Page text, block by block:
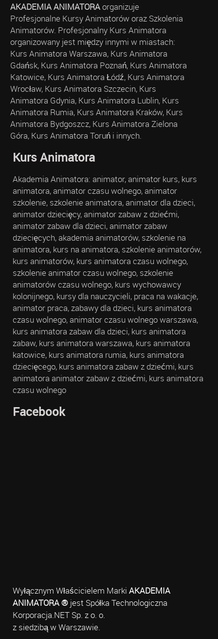
AKADEMIA ANIMATORAorganizuje
Profesjonalne Kursy Animatorów oraz Szkolenia
Animatorów. Profesjonalny Kurs Animatora
organizowany jest między innymi w miastach:
Kurs Animatora Warszawa, Kurs Animatora
Gdańsk, Kurs Animatora Poznań, Kurs Animatora
Katowice, Kurs Animatora Łódź, Kurs Animatora
Wrocław, Kurs Animatora Szczecin, Kurs
Animatora Gdynia, Kurs Animatora Lublin, Kurs
Animatora Rumia, Kurs Animatora Kraków, Kurs
Animatora Bydgoszcz, Kurs Animatora Zielona
Góra, Kurs Animatora Toruń i innych.
Kurs Animatora
Akademia Animatora: animator, animator kurs, kurs
animatora, animator czasu wolnego, animator
szkolenie, szkolenie animatora, animator dla dzieci,
animator dziecięcy, animator zabaw z dziećmi,
animator zabaw dla dzieci, animator zabaw
dziecięcych, akademia animatorów, szkolenie na
animatora, kurs na animatora, szkolenie animatorów,
kurs animatorów, kurs animatora czasu wolnego,
szkolenie animator czasu wolnego, szkolenie
animatorów czasu wolnego, kurs wychowawcy
kolonijnego, kursy dla nauczycieli, praca na wakacje,
animator praca, zabawy dla dzieci, kurs animatora
czasu wolnego, animator czasu wolnego warszawa,
kurs animatora zabaw dla dzieci, kurs animatora
zabaw, kurs animatora warszawa, kurs animatora
katowice, kurs animatora rumia, kurs animatora
dziecięcego, kurs animatora zabaw z dziećmi, kurs
animatora animator zabaw z dziećmi, kurs animatora
czasu wolnego
Facebook
Wyłącznym Właścicielem Marki AKADEMIA
ANIMATORA ®jest Spółka Technologiczna
Korporacja.NET Sp. z o. o.
z siedzibą w Warszawie.